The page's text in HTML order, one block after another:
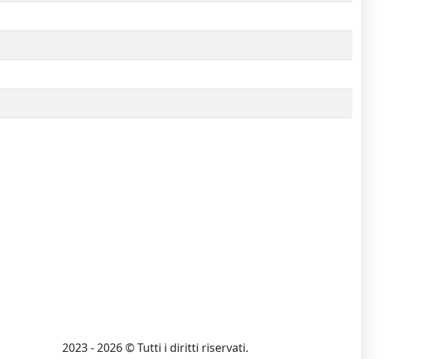
2023 - 2026 © Tutti i diritti riservati.